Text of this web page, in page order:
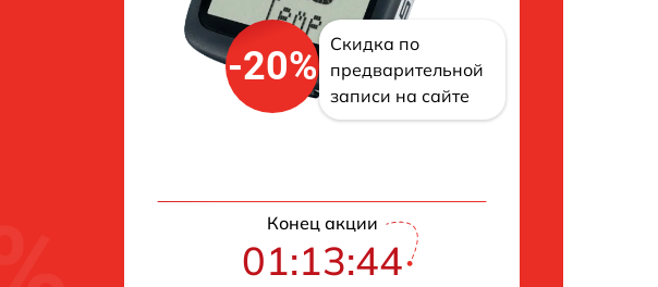
-20%
Скидка по
предварительной
записи на сайте
Конец акции
01:13:43